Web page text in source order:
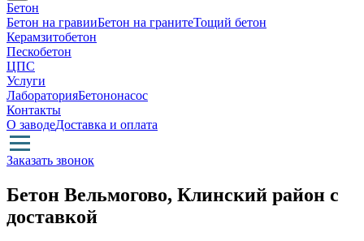
Бетон
Бетон на гравииБетон на гранитеТощий бетон
Керамзитобетон
Пескобетон
ЦПС
Услуги
ЛабораторияБетононасос
Контакты
О заводеДоставка и оплата
Заказать звонок
Бетон Вельмогово, Клинский район с
доставкой